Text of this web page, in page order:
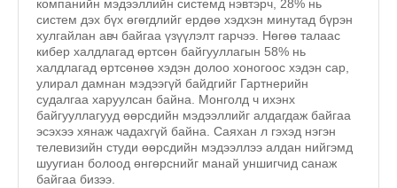
компанийн мэдээллийн системд нэвтэрч, 28% нь
систем дэх бүх өгөгдлийг ердөө хэдхэн минутад бүрэн
хулгайлан авч байгаа үзүүлэлт гарчээ. Нөгөө талаас
кибер халдлагад өртсөн байгууллагын 58% нь
халдлагад өртсөнөө хэдэн долоо хоногоос хэдэн сар,
улирал дамнан мэдээгүй байдгийг Гартнерийн
судалгаа харуулсан байна. Монголд ч ихэнх
байгууллагууд өөрсдийн мэдээллийг алдагдаж байгаа
эсэхээ хянаж чадахгүй байна. Саяхан л гэхэд нэгэн
телевизийн студи өөрсдийн мэдээллээ алдан нийгэмд
шуугиан болоод өнгөрснийг манай уншигчид санаж
байгаа бизээ.